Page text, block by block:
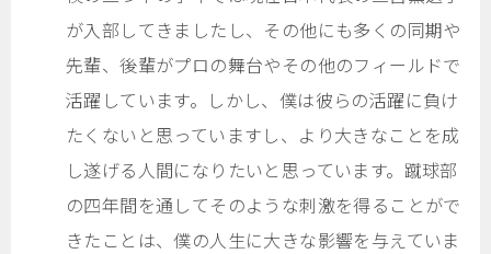
が入部してきましたし、その他にも多くの同期や
先輩、後輩がプロの舞台やその他のフィールドで
活躍しています。しかし、僕は彼らの活躍に負け
たくないと思っていますし、より大きなことを成
し遂げる人間になりたいと思っています。蹴球部
の四年間を通してそのような刺激を得ることがで
きたことは、僕の人生に大きな影響を与えていま